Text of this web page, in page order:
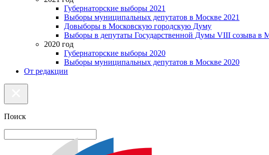
Губернаторские выборы 2021
Выборы муниципальных депутатов в Москве 2021
Довыборы в Московскую городскую Думу
Выборы в депутаты Государственной Думы VIII созыва в
2020 год
Губернаторские выборы 2020
Выборы муниципальных депутатов в Москве 2020
От редакции
Поиск